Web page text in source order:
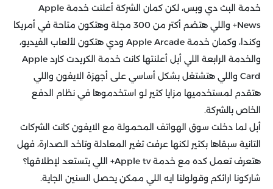
خدمة البث دي وبس، لكن كمان الشركة أعلنت خدمة Apple
News+ واللي هتضم أكتر من 300 مجلة وهتكون متاحة في أمريكا
وكندا، وكمان خدمة Apple Arcade ودي هتكون لألعاب الفيديو،
والخدمة الرابعة اللي أبل أعلنتها كانت خدمة الكريدت كارد Apple
Card واللي هتشتغل بشكل أساسي على أجهزة الايفون واللي
هتقدم لمستخدميها مزايا كتير لو استخدموها في نظام الدفع
الخاص بالشركة.
أبل لما دخلت سوق الهواتف المحمولة مع الايفون كانت الشركات
التانية سبقاها بكتير لكنها عرفت تغير المعادلة وتاخد الصدارة، فهل
هتعرف تعمل كده مع خدمة Apple tv+ اللي بتستعد لإطلاقها؟
شاركونا ارائكم وقولولنا ايه اللي ممكن يحصل السنين الجاية.